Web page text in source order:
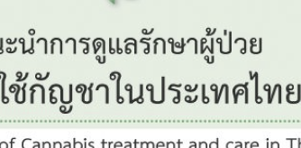
การขออนุญาต ข่าวประชาสัมพั